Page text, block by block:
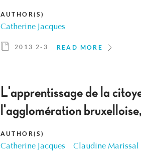
AUTHOR(S)
Catherine Jacques
2013 2-3 READ MORE
L'apprentissage de la
l'agglomération
AUTHOR(S)
Catherine Jacques Claudine Marissal